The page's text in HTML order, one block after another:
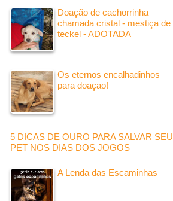
Doação de cachorrinha
chamada cristal - mestiça de
teckel - ADOTADA
Os eternos encalhadinhos
para doaçao!
5 DICAS DE OURO PARA SALVAR SEU
PET NOS DIAS DOS JOGOS
A Lenda das Escaminhas